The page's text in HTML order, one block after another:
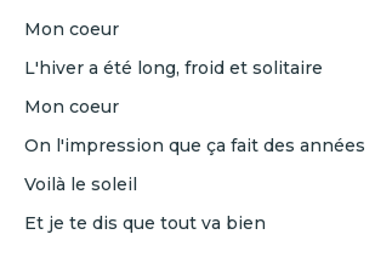
Mon coeur
L'hiver a été long, froid et solitaire
Mon coeur
On l'impression que ça fait des années
Voilà le soleil
Et je te dis que tout va bien